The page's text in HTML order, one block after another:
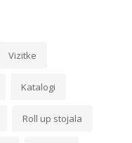
Vizitke
Katalogi
Roll up stojala